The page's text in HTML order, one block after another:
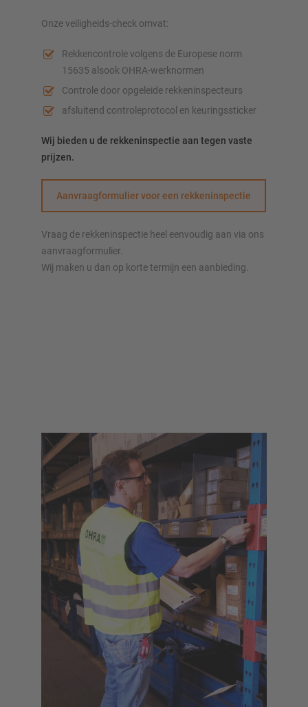
Onze veiligheids-check omvat:
Rekkencontrole volgens de Europese norm
15635 alsook OHRA-werknormen
Controle door opgeleide rekkeninspecteurs
afsluitend controleprotocol en keuringssticker
Wij bieden u de rekkeninspectie aan tegen vaste
prijzen.
Aanvraagformulier voor een rekkeninspectie
Vraag de rekkeninspectie heel eenvoudig aan via ons
aanvraagformulier.
Wij maken u dan op korte termijn een aanbieding.